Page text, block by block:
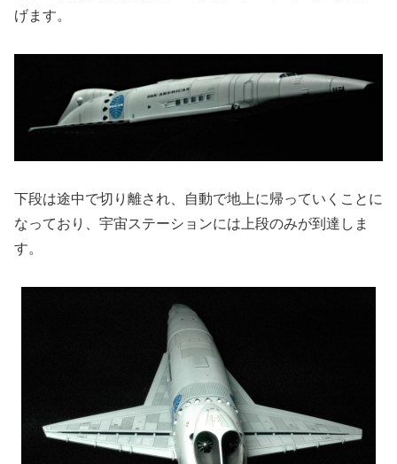
げます。
下段は途中で切り離され、自動で地上に帰っていくことに
なっており、宇宙ステーションには上段のみが到達しま
す。